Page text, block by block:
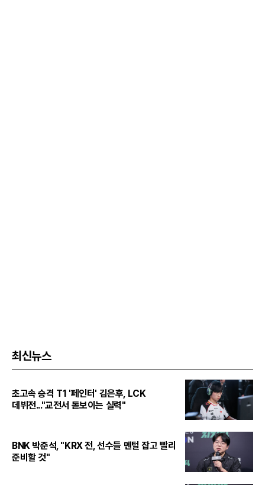
최신뉴스
초고속 승격 T1 '페인터' 김은후, LCK
데뷔전..."교전서 돋보이는 실력"
BNK 박준석, "KRX 전, 선수들 멘털 잡고 빨리
준비할 것"